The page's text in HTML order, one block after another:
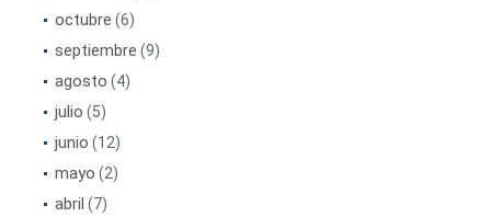
octubre (6)
septiembre (9)
agosto (4)
julio (5)
junio (12)
mayo (2)
abril (7)